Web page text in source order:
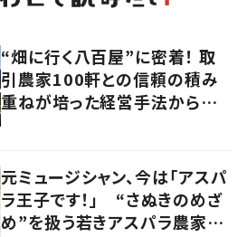
“畑に行く八百屋”に密着！ 取
引農家100軒との信頼の積み
重ねが培った経営手法から見
元ミュージシャン、今は「アスパ
ラ王子です！」 “さぬきのめざ
め”を扱う若きアスパラ農家の